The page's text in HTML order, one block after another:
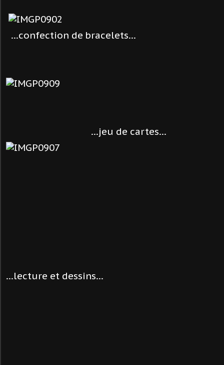
...confection de bracelets...
...jeu de cartes...
...lecture et dessins...